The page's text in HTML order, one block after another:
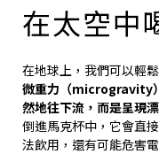
在太空中
在地球上，我們可以輕
微重力（microgravity
然地往下流，而是呈現
倒進馬克杯中，它會直
法飲用，還有可能危害